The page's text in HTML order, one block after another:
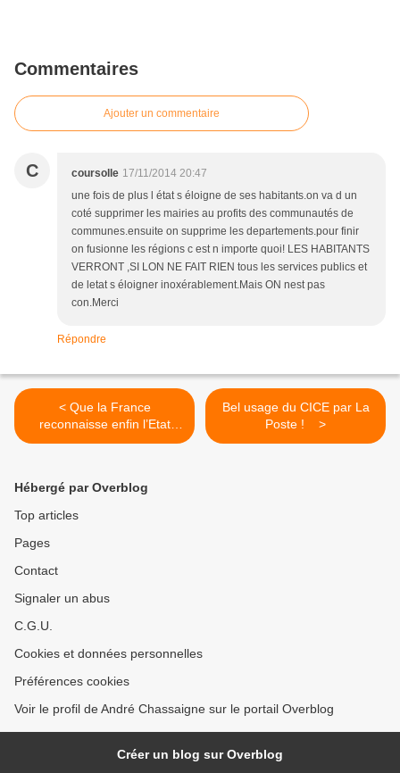
Commentaires
Ajouter un commentaire
C coursolle 17/11/2014 20:47
une fois de plus l état s éloigne de ses habitants.on va d un
coté supprimer les mairies au profits des communautés de
communes.ensuite on supprime les departements.pour finir
on fusionne les régions c est n importe quoi! LES HABITANTS
VERRONT ,SI LON NE FAIT RIEN tous les services publics et
de letat s éloigner inoxérablement.Mais ON nest pas
con.Merci
Répondre
< Que la France
reconnaisse enfin l’Etat
palestinien !
Bel usage du CICE par La
Poste ! >
Hébergé par Overblog
Top articles
Pages
Contact
Signaler un abus
C.G.U.
Cookies et données personnelles
Préférences cookies
Voir le profil de André Chassaigne sur le portail Overblog
Créer un blog sur Overblog